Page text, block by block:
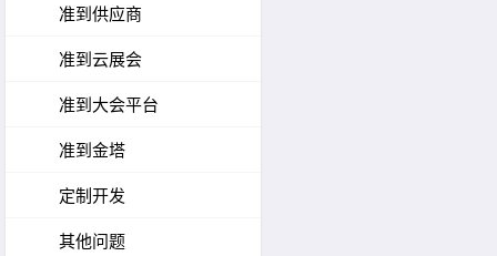
准到供应商
准到云展会
准到大会平台
准到金塔
定制开发
其他问题